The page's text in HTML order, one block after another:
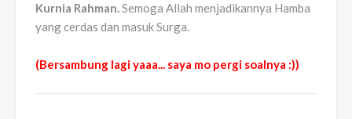
Kurnia Rahman.Semoga Allah menjadikannya Hamba
yang cerdas dan masuk Surga.
(Bersambung lagi yaaa... saya mo pergi soalnya :))